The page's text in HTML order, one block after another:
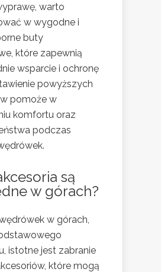
warto
w wygodne i
buty
które zapewnią
wsparcie i ochronę
powyższych
pomoże w
komfortu oraz
podczas
są
w górach?
w górach,
istotne jest zabranie
które mogą